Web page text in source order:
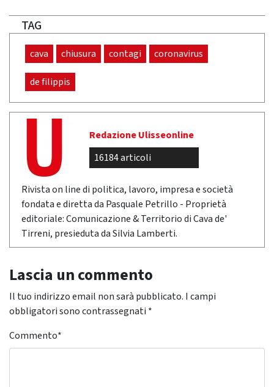
TAG
cava chiusura contagi coronavirus
de filippis
Redazione Ulisseonline
16184 articoli
Rivista on line di politica, lavoro, impresa e società
fondata e diretta da Pasquale Petrillo - Proprietà
editoriale: Comunicazione & Territorio di Cava de'
Tirreni, presieduta da Silvia Lamberti.
Lascia un commento
Il tuo indirizzo email non sarà pubblicato. I campi
obbligatori sono contrassegnati *
Commento*